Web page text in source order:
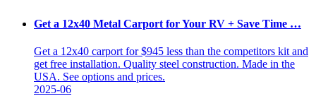
Get a 12x40 Metal Carport for Your RV + Save Time …
Get a 12x40 carport for $945 less than the competitors kit and
get free installation. Quality steel construction. Made in the
USA. See options and prices.
2025-06